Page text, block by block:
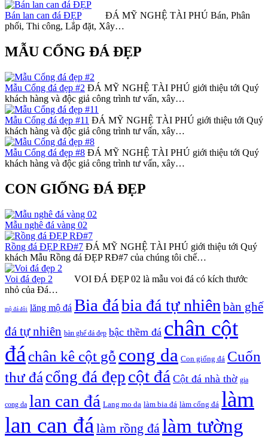
Bán lan can đá ĐẸPĐÁ MỸ NGHỆ TÀI PHÚ Bán, Phân
phối, Thi công, Lắp đặt, Xây…
MẪU CỔNG ĐÁ ĐẸP
Mẫu Cổng đá đẹp #2 ĐÁ MỸ NGHỆ TÀI PHÚ giới thiệu tới Quý
khách hàng và độc giả công trình tư vấn, xây…
Mẫu Cổng đá đẹp #11 ĐÁ MỸ NGHỆ TÀI PHÚ giới thiệu tới Quý
khách hàng và độc giả công trình tư vấn, xây…
Mẫu Cổng đá đẹp #8 ĐÁ MỸ NGHỆ TÀI PHÚ giới thiệu tới Quý
khách hàng và độc giả công trình tư vấn, xây…
CON GIỐNG ĐÁ ĐẸP
Mẫu nghê đá vàng 02
Rồng đá ĐẸP RĐ#7 ĐÁ MỸ NGHỆ TÀI PHÚ giới thiệu tới Quý
khách Mẫu Rồng đá ĐẸP RĐ#7 của chúng tôi chế…
Voi đá đẹp 2 VOI ĐÁ ĐẸP 02 là mẫu voi đá có kích thước
nhỏ của Đá…
mộ đá đôi lăng mộ đá Bia đábia đá tự nhiên bàn ghế
đá tự nhiên bàn ghế đá đẹp bậc thềm đá chân cột
đá chân kê cột gỗ cong da Con giống đá Cuốn
thư đá cổng đá đẹp cột đá Cột đá nhà thờ gia
cong da lan can đá Lang mo da làm bia đá làm cổng đá làm
lan can đá làm rồng đá làm tường